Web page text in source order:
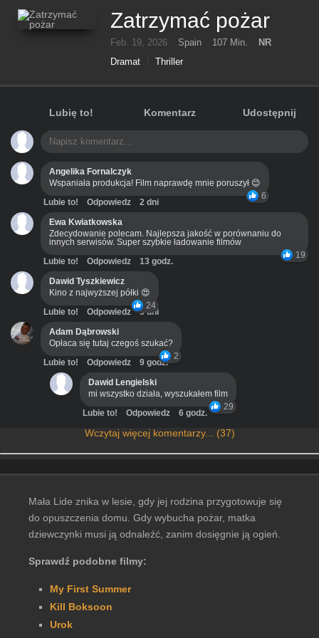
Zatrzymać pożar
Feb. 19, 2026 Spain 107 Min.
NR
Dramat
Thriller
Lubię to! Komentarz Udostępnij
Angelika Fornalczyk
Wspaniała produkcja! Film naprawdę mnie poruszył 😊
6
Lubie to! Odpowiedz
2 dni
Ewa Kwiatkowska
Zdecydowanie polecam. Najlepsza jakość w porównaniu do
innych serwisów. Super szybkie ładowanie filmów
19
Lubie to! Odpowiedz
13 godz.
Dawid Tyszkiewicz
Kino z najwyższej półki 😍
24
Lubie to! Odpowiedz
3 dni
Adam Dąbrowski
Opłaca się tutaj czegoś szukać?
2
Lubie to! Odpowiedz
9 godz.
Dawid Lengielski
mi wszystko działa, wyszukałem film
29
Lubie to! Odpowiedz 6 godz.
Wczytaj więcej komentarzy... (37)
Mała Lide znika w lesie, gdy jej rodzina przygotowuje się
do opuszczenia domu. Gdy wybucha pożar, matka
dziewczynki musi ją odnaleźć, zanim dosięgnie ją ogień.
Sprawdź podobne filmy:
My First Summer
Kill Boksoon
Urok